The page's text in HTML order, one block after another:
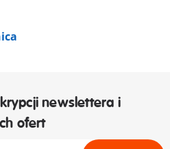
newslettera i
ofert